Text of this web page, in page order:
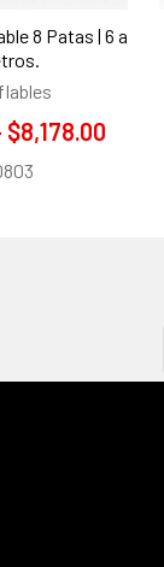
8 Patas | 6 a
$8,178.00